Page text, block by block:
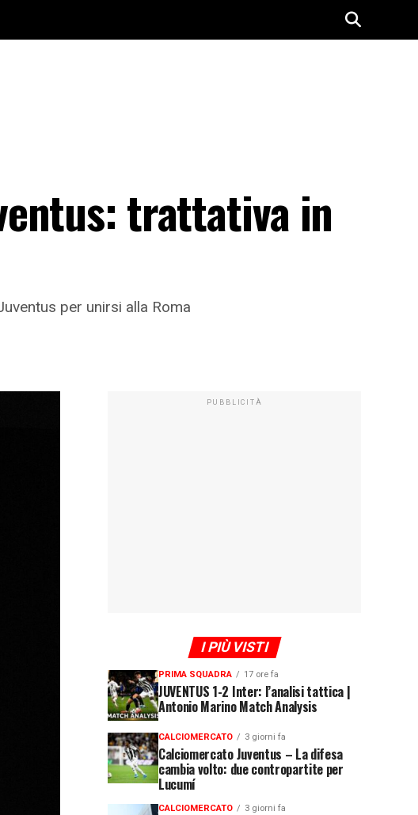
trattativa in
per unirsi alla Roma
PUBBLICITÀ
I PIÙ VISTI
PRIMA SQUADRA 17 ore fa
JUVENTUS 1-2 Inter: l’analisi tattica |
Antonio Marino Match Analysis
CALCIOMERCATO 3 giorni fa
Calciomercato Juventus – La difesa
cambia volto: due contropartite per
Lucumí
CALCIOMERCATO 3 giorni fa